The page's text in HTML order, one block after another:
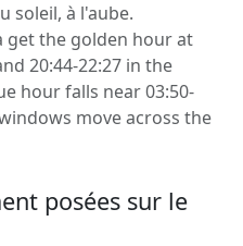
soleil, à l'aube.
the golden hour at
20:44-22:27 in the
hour falls near 03:50-
move across the
posées sur le